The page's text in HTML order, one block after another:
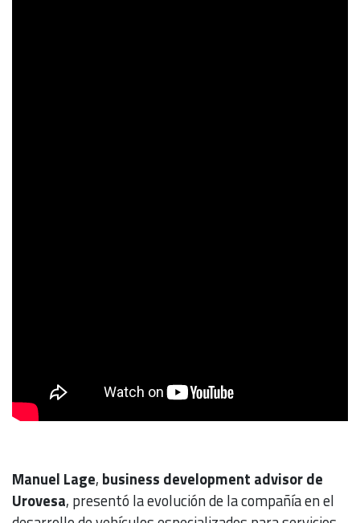
Manuel Lage, business development advisor de
Urovesa, presentó la evolución de la compañía en el